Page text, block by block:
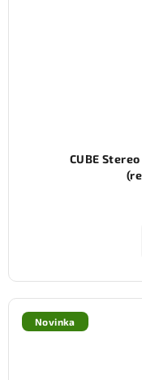
CUBE
Novinka